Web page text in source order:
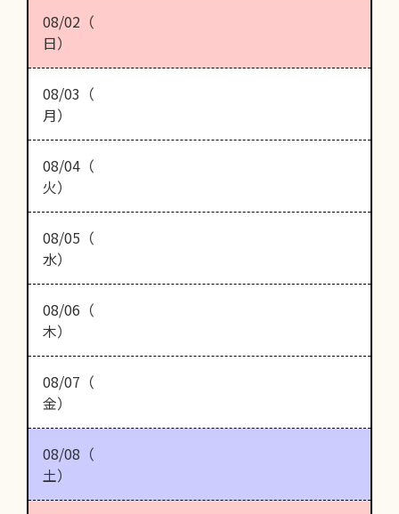
08/02（
日）
08/03（
月）
08/04（
火）
08/05（
水）
08/06（
木）
08/07（
金）
08/08（
土）